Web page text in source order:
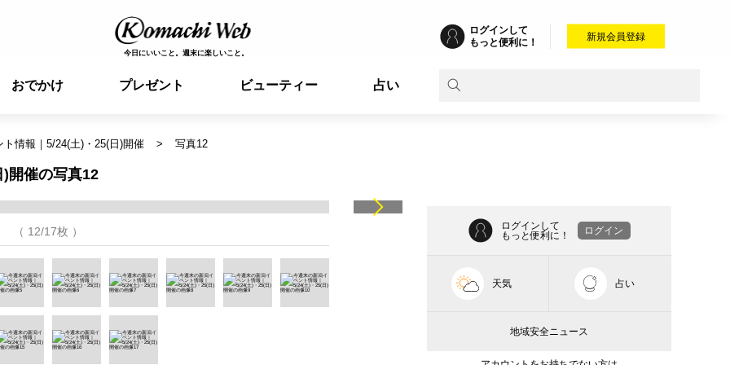
今日にいいこと。週末に楽しいこと。
ログインして
もっと便利に！
新規会員登録
おでかけ プレゼント ビューティー 占い
情報｜5/24(土)・25(日)開催 写真12
開催の写真12
（ 12/17枚 ）
ログインして
もっと便利に！
ログイン
天気 占い
地域安全ニュース